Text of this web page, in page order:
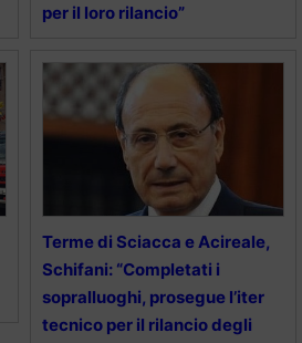
per il loro rilancio”
Terme di Sciacca e Acireale,
Schifani: “Completati i
sopralluoghi, prosegue l’iter
tecnico per il rilancio degli